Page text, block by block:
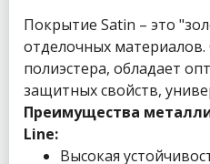
Покрытие Satin – это
отделочных материалов.
полиэстера, обладает
защитных свойств,
Преимущества
Line:
Высокая